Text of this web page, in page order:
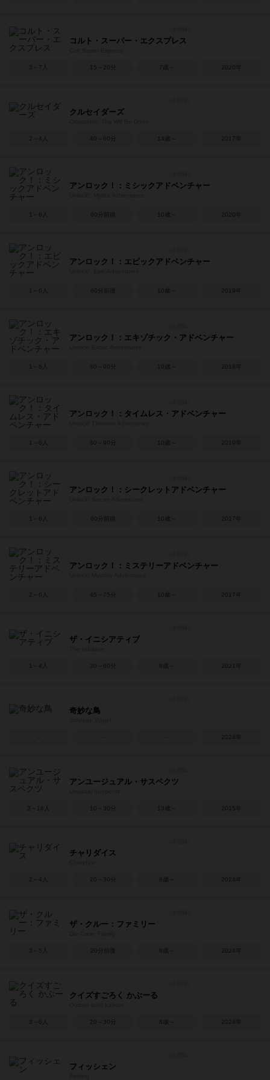
コルト・スーパー・エクスプレス
3～7人 15～20分 7歳～ 2020年
クルセイダーズ
2～4人 40～60分 14歳～ 2017年
アンロック！：ミシックアドベンチャー
1～6人 60分前後 10歳～ 2020年
アンロック！：エピックアドベンチャー
1～6人 60分前後 10歳～ 2019年
アンロック！：エキゾチック・アドベンチャー
1～6人 60～90分 10歳～ 2018年
アンロック！：タイムレス・アドベンチャー
1～6人 60～90分 10歳～ 2019年
アンロック！：シークレットアドベンチャー
1～6人 60分前後 10歳～ 2017年
アンロック！：ミステリーアドベンチャー
2～6人 45～75分 10歳～ 2017年
ザ・イニシアティブ
1～4人 30～60分 8歳～ 2021年
奇妙な鳥
2024年
アンユージュアル・サスペクツ
3～18人 10～30分 13歳～ 2015年
チャリダイス
2～4人 20～30分 8歳～ 2024年
ザ・クルー：ファミリー
3～5人 20分前後 8歳～ 2024年
クイズすごろく かぶーる
3～6人 20～30分 8歳～ 2024年
フィッシェン